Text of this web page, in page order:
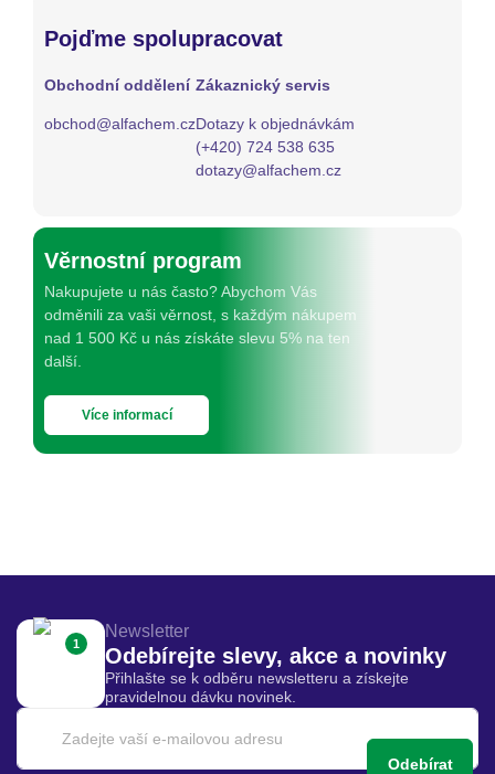
Pojďme spolupracovat
Obchodní oddělení
obchod@alfachem.cz
Zákaznický servis
Dotazy k objednávkám
(+420) 724 538 635
dotazy@alfachem.cz
Věrnostní program
Nakupujete u nás často? Abychom Vás
odměnili za vaši věrnost, s každým nákupem
nad 1 500 Kč u nás získáte slevu 5% na ten
další.
Více informací
1
Newsletter
Odebírejte slevy, akce a novinky
Přihlašte se k odběru newsletteru a získejte
pravidelnou dávku novinek.
Odebírat